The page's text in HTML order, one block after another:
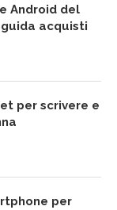
Android del
guida acquisti
per scrivere e
per